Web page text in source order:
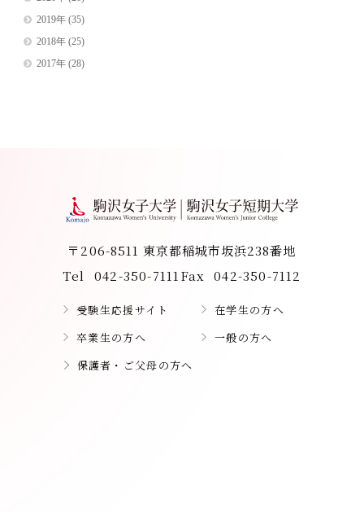
2019年(35)
2018年(25)
2017年(28)
〒206-8511 東京都稲城市坂浜238番地
Tel
042-350-7111 Fax 042-350-7112
受験生応援サイト
在学生の方へ
卒業生の方へ
一般の方へ
保護者・ご父母の方へ